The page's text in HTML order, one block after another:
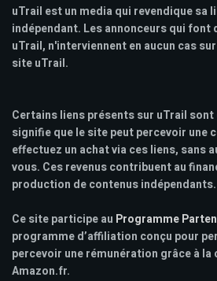
uTrail est un media qui revendique sa
indépendant. Les annonceurs qui font
uTrail, n'interviennent en aucun cas
site uTrail.
Certains liens présents sur uTrail sont
signifie que le site peut percevoir une
effectuez un achat via ces liens, sans
vous. Ces revenus contribuent au
production de contenus indépendants.
Ce site participe au Programme
programme d’affiliation conçu pour
percevoir une rémunération grâce à
Amazon.fr.